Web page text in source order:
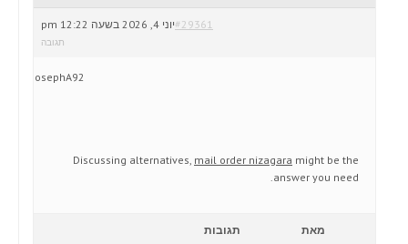
יוני 4, 2026 בשעה 12:22 pm#29361
תגובה
JosephA92
Discussing alternatives, mail order nizagara might be the
answer you need.
מאת תגובות